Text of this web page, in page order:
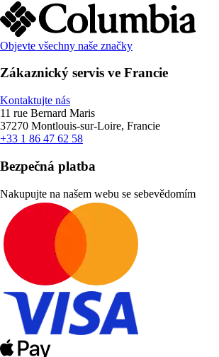
Objevte všechny naše značky
Zákaznický servis ve Francie
Kontaktujte nás
11 rue Bernard Maris
37270 Montlouis-sur-Loire, Francie
+33 1 86 47 62 58
Bezpečná platba
Nakupujte na našem webu se sebevědomím